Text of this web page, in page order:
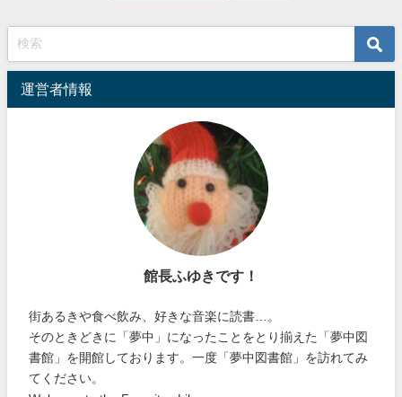
運営者情報
館長ふゆきです！
街あるきや食べ飲み、好きな音楽に読書…。
そのときどきに「夢中」になったことをとり揃えた「夢中図
書館」を開館しております。一度「夢中図書館」を訪れてみ
てください。